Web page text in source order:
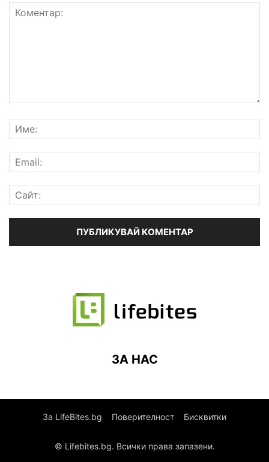
ЗА НАС
За LifeBites.bg Поверителност Бисквитки
© Lifebites.bg. Всички права запазени.